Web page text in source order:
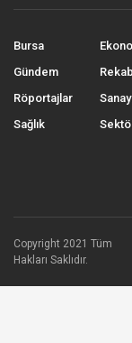
Bursa
Gündem
Röportajlar
Sağlık
Copyright 2021 Tüm
Hakları Saklıdır.